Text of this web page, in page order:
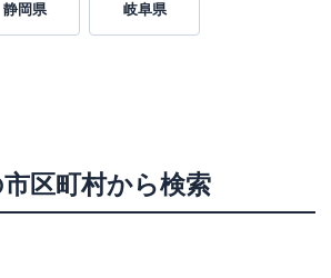
静岡県 岐阜県
区町村から検索